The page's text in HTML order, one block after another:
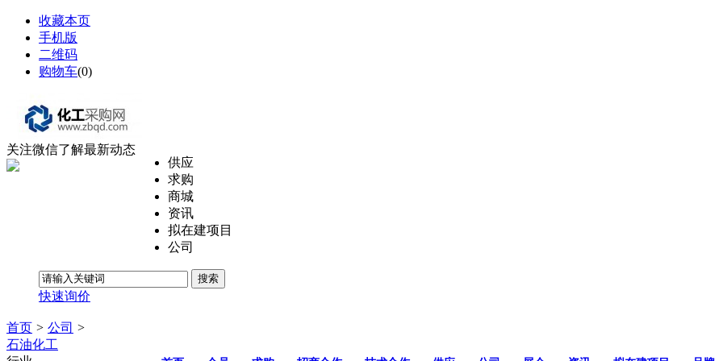
收藏本页
手机版
二维码
购物车(0)
关注微信了解最新动态
供应
求购
商城
资讯
拟在建项目
公司
搜索
快速询价
首页 > 公司 >
石油化工